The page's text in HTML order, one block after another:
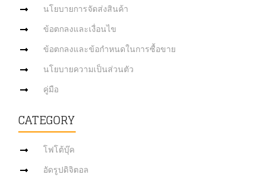
นโยบายการจัดส่งสินค้า
ข้อตกลงและเงื่อนไข
ข้อตกลงและข้อกำหนดในการซื้อขาย
นโยบายความเป็นส่วนตัว
คู่มือ
CATEGORY
โฟโต้บุ๊ค
อัดรูปดิจิตอล